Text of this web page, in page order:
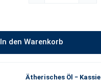
In den Warenkorb
Ätherisches Öl − Kassie